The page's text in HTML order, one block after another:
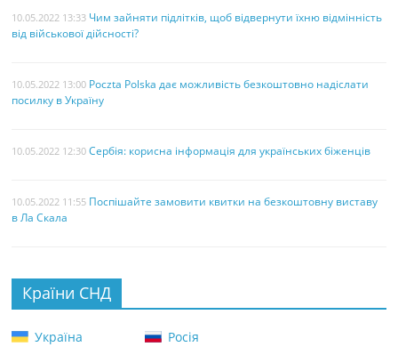
10.05.2022 13:33 Чим зайняти підлітків, щоб відвернути їхню відмінність
від військової дійсності?
10.05.2022 13:00 Poczta Polska дає можливість безкоштовно надіслати
посилку в Україну
10.05.2022 12:30 Сербія: корисна інформація для українських біженців
10.05.2022 11:55 Поспішайте замовити квитки на безкоштовну виставу
в Ла Скала
Країни СНД
Україна
Росія